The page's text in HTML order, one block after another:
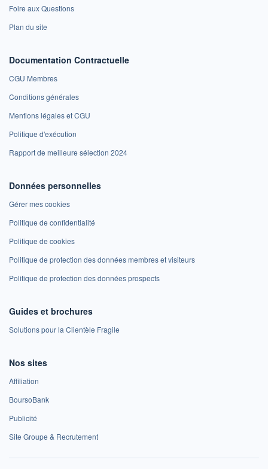
Foire aux Questions
Plan du site
Documentation Contractuelle
CGU Membres
Conditions générales
Mentions légales et CGU
Politique d'exécution
Rapport de meilleure sélection 2024
Données personnelles
Gérer mes cookies
Politique de confidentialité
Politique de cookies
Politique de protection des données membres et visiteurs
Politique de protection des données prospects
Guides et brochures
Solutions pour la Clientèle Fragile
Nos sites
Affiliation
BoursoBank
Publicité
Site Groupe & Recrutement